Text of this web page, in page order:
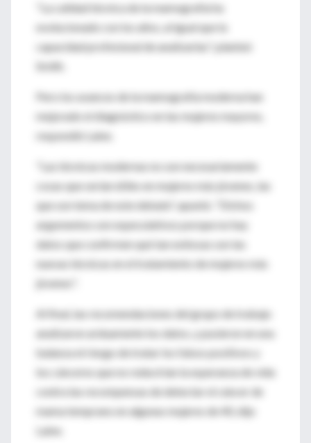
"La calidad técnica de la mamografía ha
evolucionado con los años, al igual que la
capacidad profesional de analizarlas", planteó
Smith.
Pero los avances de la mamografía moderna han
mejorado el diagnóstico en las mujeres mayores,
respondió Laine.
"Las técnicas modernas no son necesariamente
cosas que serían útiles en mujeres más jóvenes, las
que son tema de este debate", apuntó. "Dichos
argumentos son especulativos porque no hay
datos que confirmen qué tan exitosas son las
nuevas técnicas en el tratamiento de mujeres más
jóvenes".
Al final, las recomendaciones del grupo de trabajo
analizaron arduamente los datos, y pusieron en una
balanza el riesgo de tratar los falsos positivos y
los cánceres que no reducirían la esperanza de vida
contra las recompensas de detectar el cáncer de
mama temprano en algunas mujeres de 40, dijo
Laine.